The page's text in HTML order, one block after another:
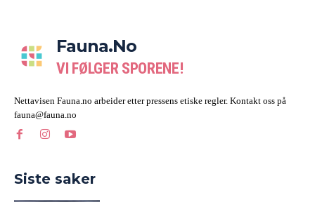
Fauna.no
VI FØLGER SPORENE!
Nettavisen Fauna.no arbeider etter pressens etiske regler. Kontakt oss på
fauna@fauna.no
Siste saker